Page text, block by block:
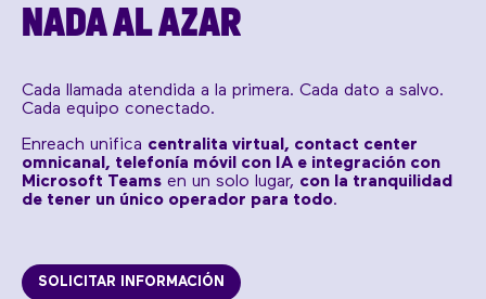
NADA AL AZAR
Cada llamada atendida a la primera. Cada dato a salvo.
Cada equipo conectado.
Enreach unifica centralita virtual, contact center
omnicanal, telefonía móvil con IA e integración con
Microsoft Teams en un solo lugar, con la tranquilidad
de tener un único operador para todo.
SOLICITAR INFORMACIÓN